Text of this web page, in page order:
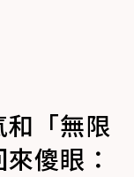
「無限
傻眼：